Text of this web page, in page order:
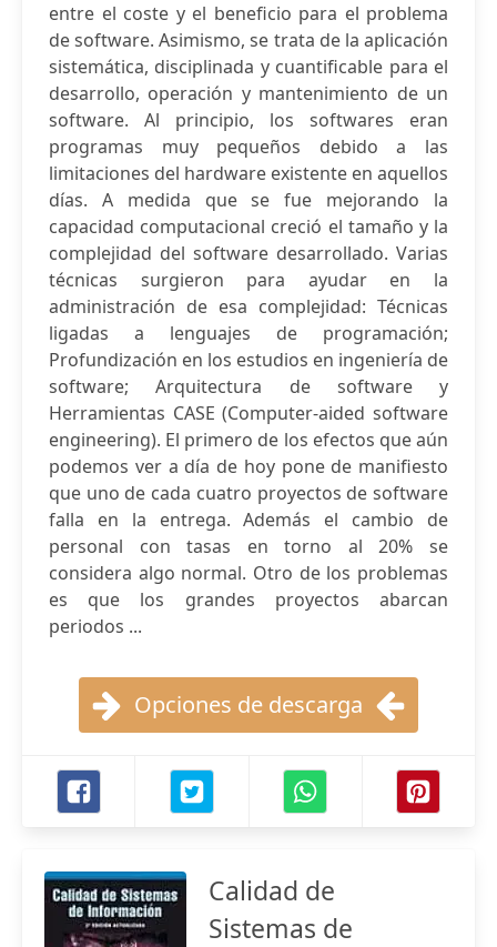
entre el coste y el beneficio para el problema
de software. Asimismo, se trata de la aplicación
sistemática, disciplinada y cuantificable para el
desarrollo, operación y mantenimiento de un
software. Al principio, los softwares eran
programas muy pequeños debido a las
limitaciones del hardware existente en aquellos
días. A medida que se fue mejorando la
capacidad computacional creció el tamaño y la
complejidad del software desarrollado. Varias
técnicas surgieron para ayudar en la
administración de esa complejidad: Técnicas
ligadas a lenguajes de programación;
Profundización en los estudios en ingeniería de
software; Arquitectura de software y
Herramientas CASE (Computer-aided software
engineering). El primero de los efectos que aún
podemos ver a día de hoy pone de manifiesto
que uno de cada cuatro proyectos de software
falla en la entrega. Además el cambio de
personal con tasas en torno al 20% se
considera algo normal. Otro de los problemas
es que los grandes proyectos abarcan
periodos ...
Opciones de descarga
Calidad de
Sistemas de